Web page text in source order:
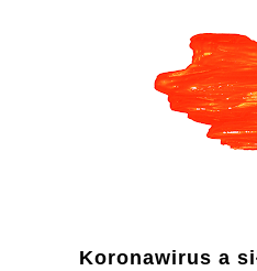
Koronawirus a